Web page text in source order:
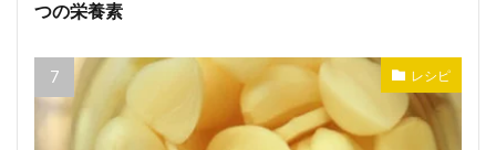
つの栄養素
レシピ